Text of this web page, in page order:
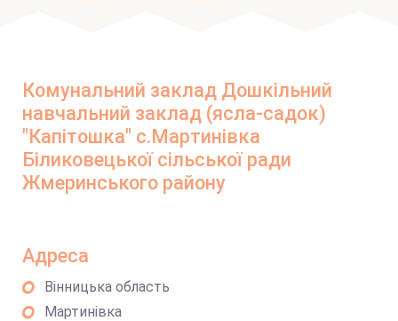
Комунальний заклад Дошкільний
навчальний заклад (ясла-садок)
"Капітошка" с.Мартинівка
Біликовецької сільської ради
Жмеринського району
Адреса
Вінницька область
Мартинівка